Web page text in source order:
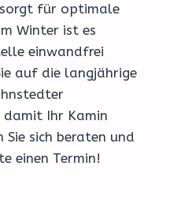
für optimale
Winter ist es
einwandfrei
auf die langjährige
damit Ihr Kamin
sich beraten und
einen Termin!